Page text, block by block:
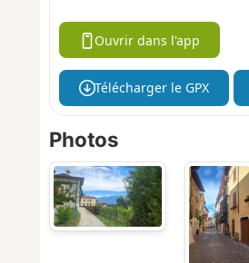
Ouvrir dans l'app
Télécharger le GPX
Photos